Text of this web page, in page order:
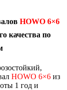
HOWO 6×6
качества по
HOWO 6×6 из
1 год и